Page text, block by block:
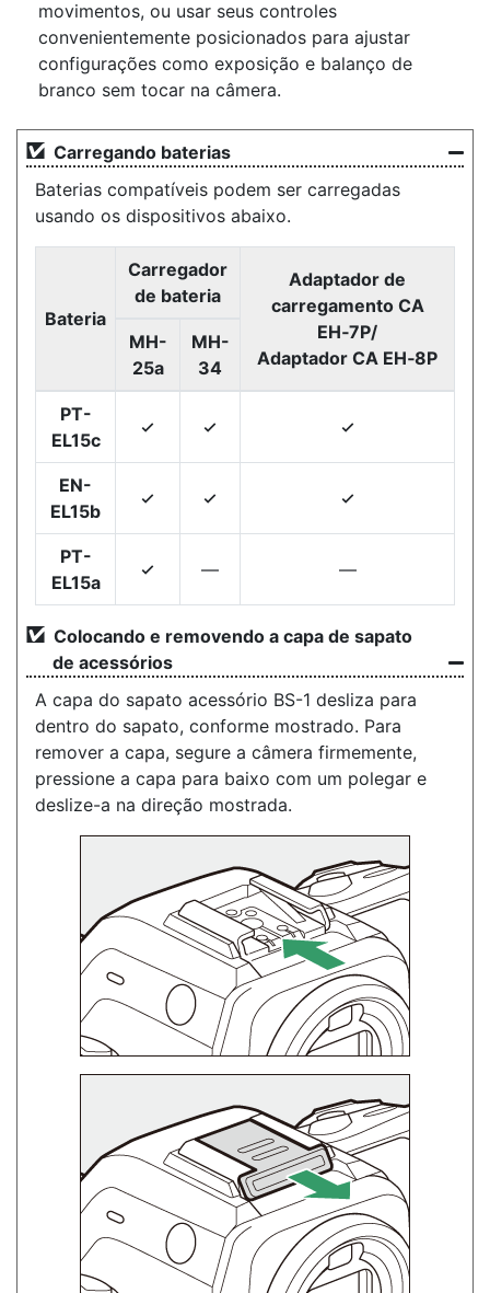
movimentos, ou usar seus controles
convenientemente posicionados para ajustar
configurações como exposição e balanço de
branco sem tocar na câmera.
Carregando baterias
Baterias compatíveis podem ser carregadas
usando os dispositivos abaixo.
Bateria
Carregador
de bateria
Adaptador de
carregamento CA
EH‑7P/
Adaptador CA EH‑8P
MH-
25a
MH-
34
PT-
EL15c
4 4 4
EN-
EL15b
4 4 4
PT-
EL15a
4 — —
Colocando e removendo a capa de sapato
de acessórios
A capa do sapato acessório BS-1 desliza para
dentro do sapato, conforme mostrado. Para
remover a capa, segure a câmera firmemente,
pressione a capa para baixo com um polegar e
deslize-a na direção mostrada.